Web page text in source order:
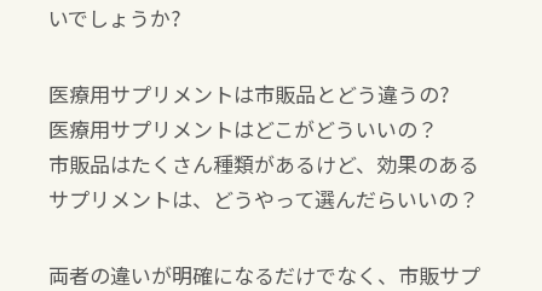
いでしょうか?
医療用サプリメントは市販品とどう違うの?
医療用サプリメントはどこがどういいの？
市販品はたくさん種類があるけど、効果のある
サプリメントは、どうやって選んだらいいの？
両者の違いが明確になるだけでなく、市販サプ